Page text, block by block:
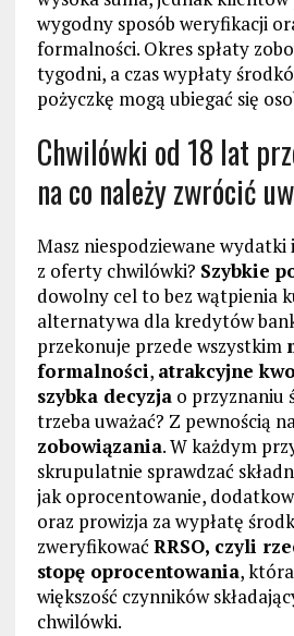
wygodny sposób weryfikacji
formalności. Okres spłaty
tygodni, a czas wypłaty
pożyczkę mogą ubiegać się
Chwilówki od 18 lat
na co należy zwrócić
Masz niespodziewane wydatki
z oferty chwilówki? Szybkie
dowolny cel to bez wątpienia
alternatywa dla kredytów
przekonuje przede wszystkim
formalności, atrakcyjne
szybka decyzjao przyznaniu
trzeba uważać? Z pewnością
zobowiązania. W każdym
skrupulatnie sprawdzać
jak oprocentowanie,
oraz prowizja za wypłatę
zweryfikowaćRRSO, czyli
stopę oprocentowania,
większość czynników
chwilówki.